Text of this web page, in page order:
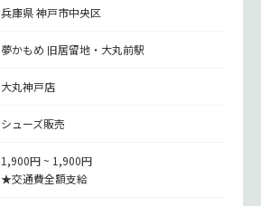
兵庫県 神戸市中央区
夢かもめ 旧居留地・大丸前駅
大丸神戸店
シューズ販売
1,900円 ~ 1,900円
★交通費全額支給